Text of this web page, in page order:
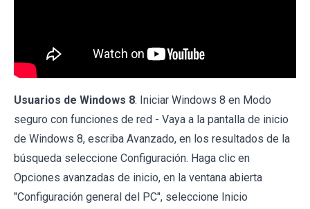
Usuarios de Windows 8: Iniciar Windows 8 en Modo
seguro con funciones de red - Vaya a la pantalla de inicio
de Windows 8, escriba Avanzado, en los resultados de la
búsqueda seleccione Configuración. Haga clic en
Opciones avanzadas de inicio, en la ventana abierta
"Configuración general del PC", seleccione Inicio